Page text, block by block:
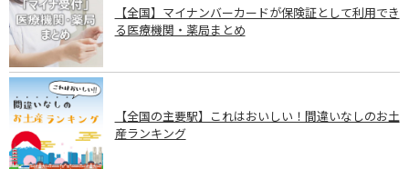
【全国】マイナンバーカードが保険証として利用でき
る医療機関・薬局まとめ
【全国の主要駅】これはおいしい！間違いなしのお土
産ランキング